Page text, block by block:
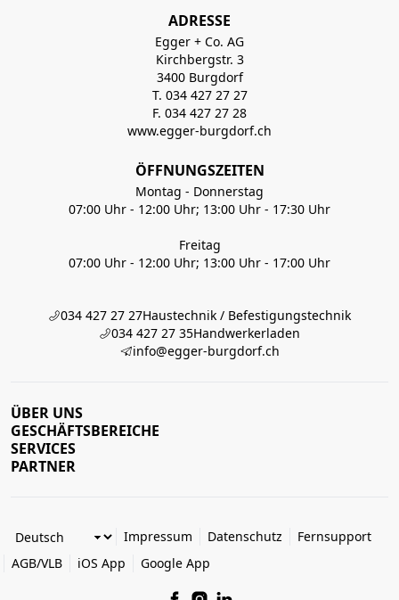
ADRESSE
Egger + Co. AG
Kirchbergstr. 3
3400 Burgdorf
T. 034 427 27 27
F. 034 427 27 28
www.egger-burgdorf.ch
ÖFFNUNGSZEITEN
Montag - Donnerstag
07:00 Uhr - 12:00 Uhr; 13:00 Uhr - 17:30 Uhr
Freitag
07:00 Uhr - 12:00 Uhr; 13:00 Uhr - 17:00 Uhr
034 427 27 27Haustechnik / Befestigungstechnik
034 427 27 35Handwerkerladen
info@egger-burgdorf.ch
ÜBER UNS
GESCHÄFTSBEREICHE
SERVICES
PARTNER
Impressum Datenschutz
Fernsupport
AGB/VLB
iOS App Google App